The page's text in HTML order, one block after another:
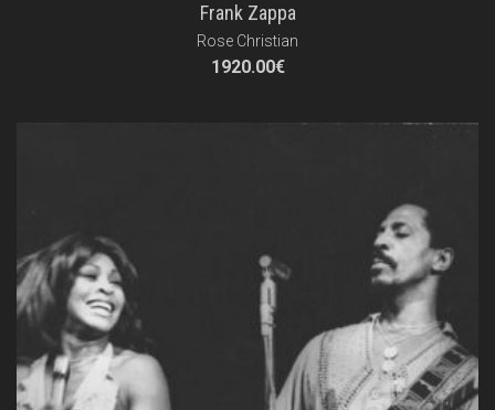
Frank Zappa
Rose Christian
1920.00€